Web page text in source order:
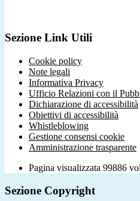
Sezione Link Utili
Cookie policy
Note legali
Informativa Privacy
Ufficio Relazioni con il
Dichiarazione di accessibilità
Obiettivi di accessibilità
Whistleblowing
Gestione consensi cookie
Amministrazione trasparente
Pagina visualizzata 99886
Sezione Copyright